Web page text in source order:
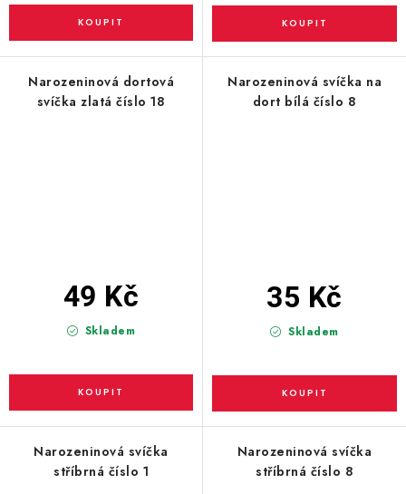
Narozeninová dortová
svíčka zlatá číslo 18
Skladem
49 Kč
Narozeninová svíčka na
dort bílá číslo 8
Skladem
35 Kč
Narozeninová svíčka
stříbrná číslo 1
Narozeninová svíčka
stříbrná číslo 8